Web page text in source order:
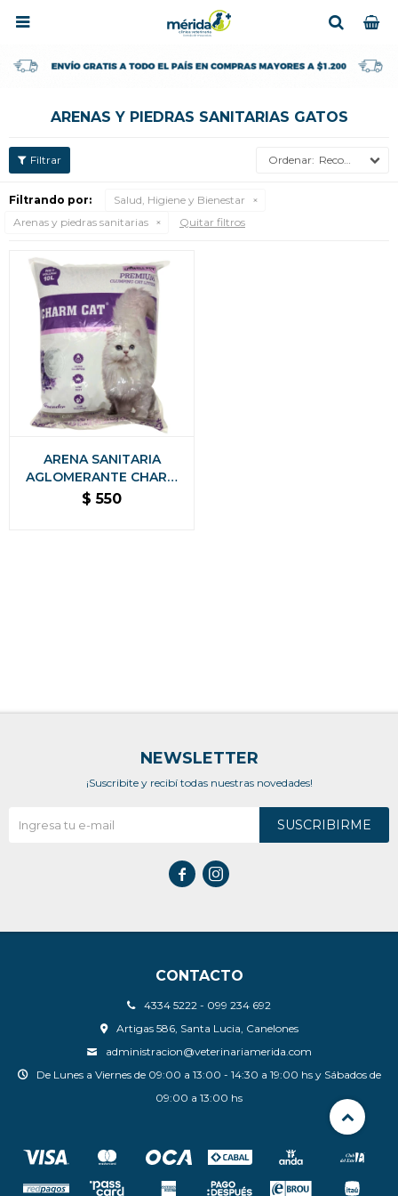

ARENAS Y PIEDRAS SANITARIAS GATOS
Recomendados
Filtrando por:
Salud, Higiene y Bienestar
Arenas y piedras sanitarias
Quitar filtros
ARENA SANITARIA
AGLOMERANTE CHARM
CAT PREMIUM BAJO
$ 550
CONTACTO
4334 5222 - 099 234 692
Artigas 586, Santa Lucia, Canelones
administracion@veterinariamerida.com
De Lunes a Viernes de 09:00 a 13:00 - 14:30 a 19:00 hs y Sábados de
09:00 a 13:00 hs
NEWSLETTER
¡Suscribite y recibí todas nuestras novedades!
SUSCRIBIRME
 